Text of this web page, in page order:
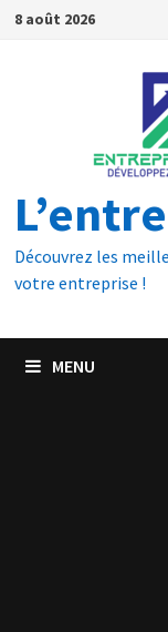
8 août 2026
Découvrez les
votre entreprise !
MENU